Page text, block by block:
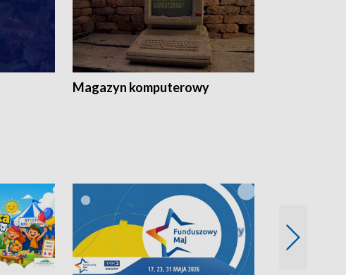
Magazyn komputerowy